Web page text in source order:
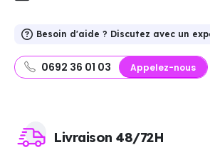
Besoin d'aide ? Discutez avec un
0692 36 01 03 Appelez-nous
Livraison 48/72H